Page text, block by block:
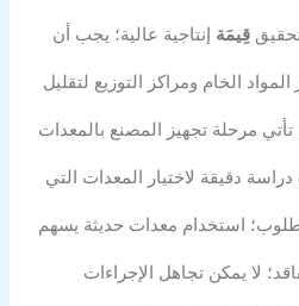
قِيمَة إنتاجية عالية؛ يجب أن
المواد الخام ومراكز التوزيع لتقليل
تأتي مرحلة تجهيز المصنع بالمعدات
دقيقة لاختيار المعدات التي
استخدام معدات حديثة يسهم
لا يمكن تجاهل الإجراءات